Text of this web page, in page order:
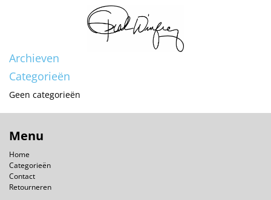
Archieven
Categorieën
Geen categorieën
Menu
Home
Categorieën
Contact
Retourneren